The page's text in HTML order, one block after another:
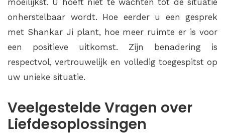
moeilijkst. U hoeft niet te wachten tot de situatie
onherstelbaar wordt. Hoe eerder u een gesprek
met Shankar Ji plant, hoe meer ruimte er is voor
een positieve uitkomst. Zijn benadering is
respectvol, vertrouwelijk en volledig toegespitst op
uw unieke situatie.
Veelgestelde Vragen over
Liefdesoplossingen